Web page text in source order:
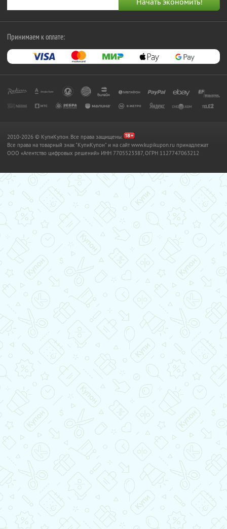
Принимаем к оплате:
2010-2026 © КупиКупон. Все права защищены.
Все права на товарный знак "КупиКупон" и на сайт www.kupikupon.ru принадлежат
OOO «Агентство цифровых решений» ИНН 7705523387, ОГРН 1127747063212